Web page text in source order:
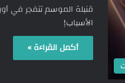
قنبلة الموسم تنفجر في
الأسباب!ِ
أكمل القراءة »